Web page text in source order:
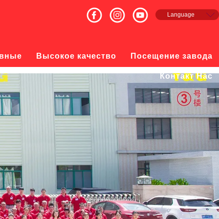
Language
русский
日本語
한국의
Высокое качество Посещение завода
Контакт Нас